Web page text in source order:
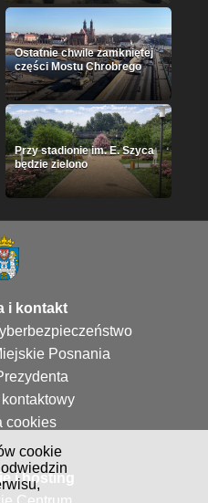
Ostatnie chwile zamkniętej
części Mostu Chrobrego
Przy stadionie im. E. Szyca
będzie zielono
i kontakt
Posnania
cookies
i hosting
cookie